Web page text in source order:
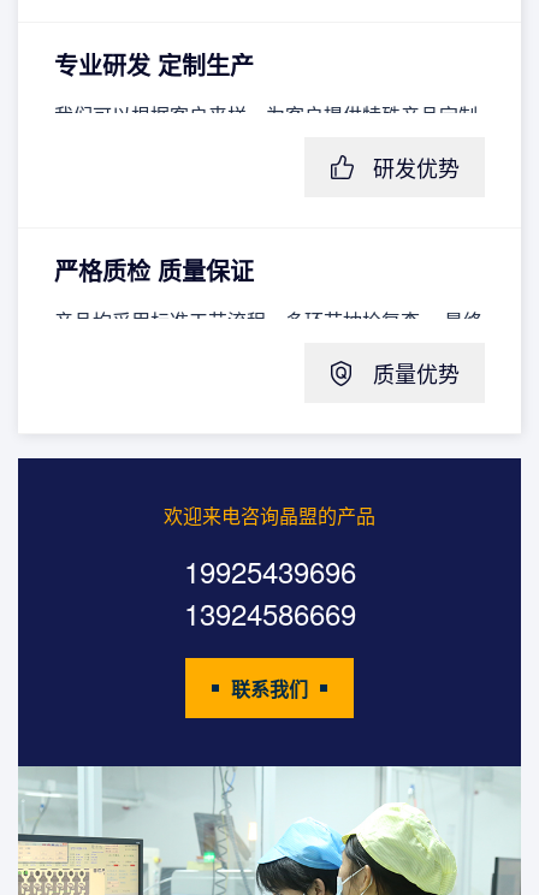
专业研发 定制生产
我们可以根据客户来样，为客户提供特殊产品定制
研发优势
严格质检 质量保证
产品均采用标准工艺流程，多环节抽检复查， 最终
质量优势
欢迎来电咨询晶盟的产品
19925439696
13924586669
联系我们